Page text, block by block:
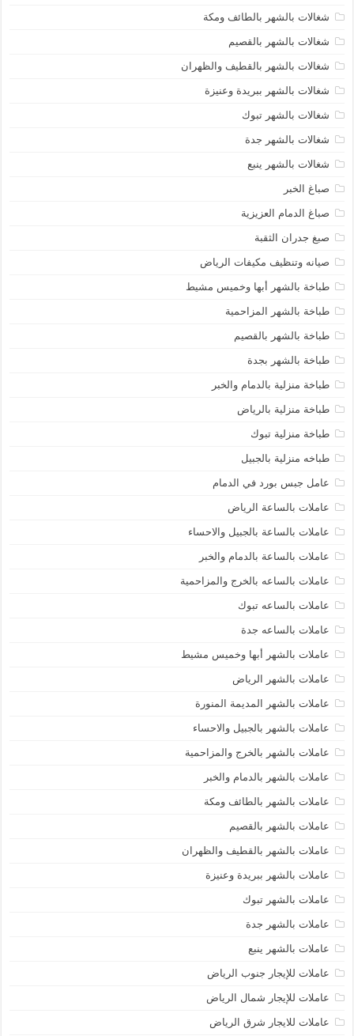
شغالات بالشهر بالطائف ومكة
شغالات بالشهر بالقصيم
شغالات بالشهر بالقطيف والظهران
شغالات بالشهر ببريدة وعنيزة
شغالات بالشهر تبوك
شغالات بالشهر جدة
شغالات بالشهر ينبع
صباغ الخبر
صباغ الدمام العزيزية
صبغ جدران الثقبة
صيانه وتنظيف مكيفات الرياض
طباخة بالشهر أبها وخميس مشيط
طباخة بالشهر المزاحمية
طباخة بالشهر بالقصيم
طباخة بالشهر بجدة
طباخة منزلية بالدمام والخبر
طباخة منزلية بالرياض
طباخة منزلية تبوك
طباخه منزلية بالجبيل
عامل جبس بورد في الدمام
عاملات بالساعة الرياض
عاملات بالساعة بالجبيل والاحساء
عاملات بالساعة بالدمام والخبر
عاملات بالساعه بالخرج والمزاحمية
عاملات بالساعه تبوك
عاملات بالساعه جدة
عاملات بالشهر أبها وخميس مشيط
عاملات بالشهر الرياض
عاملات بالشهر المديمة المنورة
عاملات بالشهر بالجبيل والاحساء
عاملات بالشهر بالخرج والمزاحمية
عاملات بالشهر بالدمام والخبر
عاملات بالشهر بالطائف ومكة
عاملات بالشهر بالقصيم
عاملات بالشهر بالقطيف والظهران
عاملات بالشهر ببريدة وعنيزة
عاملات بالشهر تبوك
عاملات بالشهر جدة
عاملات بالشهر ينبع
عاملات للإيجار جنوب الرياض
عاملات للإيجار شمال الرياض
عاملات للايجار شرق الرياض